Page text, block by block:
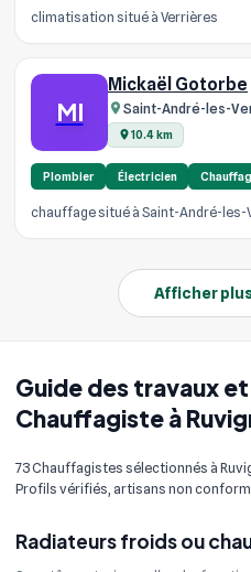
Guide des travaux
Chauffagiste à
73 Chauffagistes sélectionnés à
Profils vérifiés, artisans non
Radiateurs froids ou
climatisation situé à Verrières
MI
Mickaël Gotorbe
Saint-André-les-
10.4 km
Plombier Électricien
chauffage situé à Saint-André-les-
Afficher